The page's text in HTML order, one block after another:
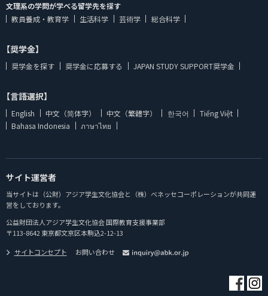
文理系の学問が学べる留学先を探す
教員養成・教育学
生活科学 芸術学 総合科学
【奨学金】
奨学金を探す 奨学金に応募する JAPAN STUDY SUPPORT奨学金
【言語選択】
English 中文（简体字） 中文（繁體字） 한국어
Tiếng Việt
Bahasa Indonesia
ภาษาไทย
サイト運営者
当サイトは（公財）アジア学生文化協会と（株）ベネッセコーポレーションが共同運
営をしております。
公益財団法人アジア学生文化協会 国際教育支援事業部
〒113-8642 東京都文京区本駒込2-12-13
サイトコンセプト
お問い合わせ